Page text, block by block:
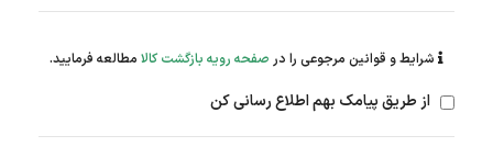
شرایط و قوانین مرجوعی را در صفحه رویه بازگشت کالا مطالعه فرمایید.
از طریق پیامک بهم اطلاع رسانی کن